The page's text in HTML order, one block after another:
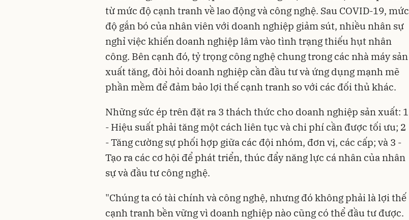
từ mức độ cạnh tranh về lao động và công nghệ. Sau COVID-19, mức
độ gắn bó của nhân viên với doanh nghiệp giảm sút, nhiều nhân sự
nghỉ việc khiến doanh nghiệp lâm vào tình trạng thiếu hụt nhân
công. Bên cạnh đó, tỷ trọng công nghệ chung trong các nhà máy sản
xuất tăng, đòi hỏi doanh nghiệp cần đầu tư và ứng dụng mạnh mẽ
phần mềm để đảm bảo lợi thế cạnh tranh so với các đối thủ khác.
Những sức ép trên đặt ra 3 thách thức cho doanh nghiệp sản xuất: 1
- Hiệu suất phải tăng một cách liên tục và chi phí cần được tối ưu; 2
- Tăng cường sự phối hợp giữa các đội nhóm, đơn vị, các cấp; và 3 -
Tạo ra các cơ hội để phát triển, thúc đẩy năng lực cá nhân của nhân
sự và đầu tư công nghệ.
"Chúng ta có tài chính và công nghệ, nhưng đó không phải là lợi thế
cạnh tranh bền vững vì doanh nghiệp nào cũng có thể đầu tư được.